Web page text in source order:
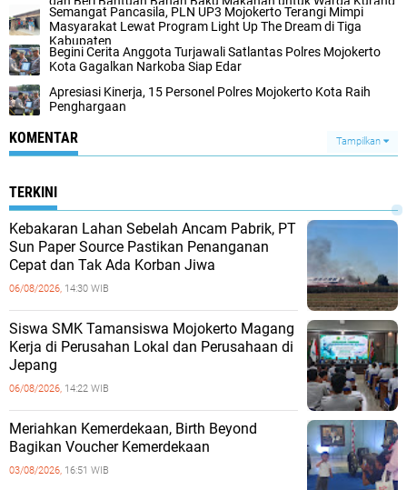
Mampu
Semangat Pancasila, PLN UP3 Mojokerto Terangi Mimpi
Masyarakat Lewat Program Light Up The Dream di Tiga
Kabupaten
Begini Cerita Anggota Turjawali Satlantas Polres Mojokerto
Kota Gagalkan Narkoba Siap Edar
Apresiasi Kinerja, 15 Personel Polres Mojokerto Kota Raih
Penghargaan
KOMENTAR Tampilkan
TERKINI
Kebakaran Lahan Sebelah Ancam Pabrik, PT
Sun Paper Source Pastikan Penanganan
Cepat dan Tak Ada Korban Jiwa
06/08/2026, 14:30 WIB
Siswa SMK Tamansiswa Mojokerto Magang
Kerja di Perusahan Lokal dan Perusahaan di
Jepang
06/08/2026, 14:22 WIB
Meriahkan Kemerdekaan, Birth Beyond
Bagikan Voucher Kemerdekaan
03/08/2026, 16:51 WIB